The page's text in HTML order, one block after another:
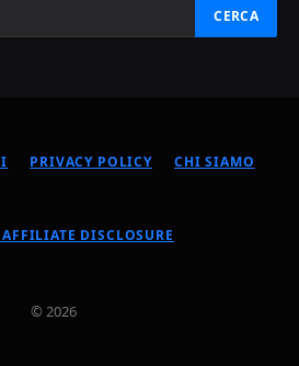
PRIVACY POLICY CHI SIAMO
DISCLOSURE
© 2026